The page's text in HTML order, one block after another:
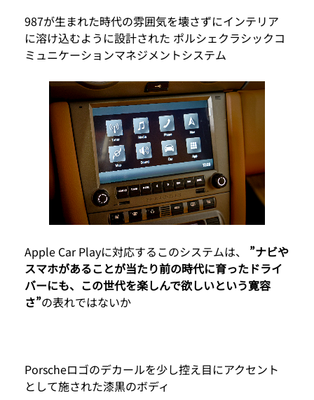
987が生まれた時代の雰囲気を壊さずにインテリア
に溶け込むように設計された ポルシェクラシックコ
ミュニケーションマネジメントシステム
Apple Car Playに対応するこのシステムは、 ”ナビや
スマホがあることが当たり前の時代に育ったドライ
バーにも、この世代を楽しんで欲しいという寛容
さ”の表れではないか
Porscheロゴのデカールを少し控え目にアクセント
として施された漆黒のボディ